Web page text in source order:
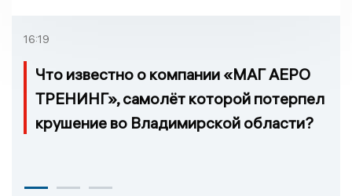
16:19
Что известно о компании «МАГ АЕРО
ТРЕНИНГ», самолёт которой потерпел
крушение во Владимирской области?